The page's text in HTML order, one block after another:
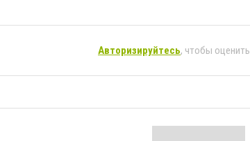
Авторизируйтесь, чтобы оценить